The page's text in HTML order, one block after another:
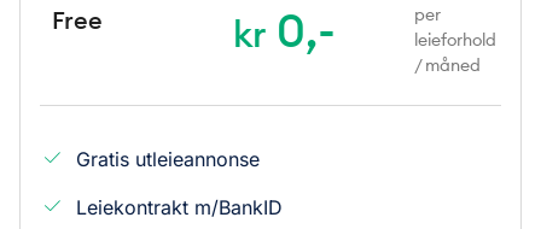
Free kr0,-
per
leieforhold
/ måned
Gratis utleieannonse
Leiekontrakt m/BankID